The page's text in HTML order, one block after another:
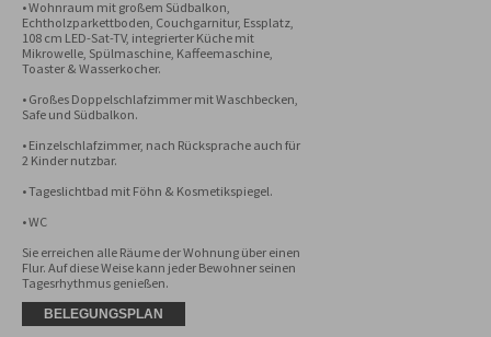
• Wohnraum mit großem Südbalkon,
Echtholzparkettboden, Couchgarnitur, Essplatz,
108 cm LED-Sat-TV, integrierter Küche mit
Mikrowelle, Spülmaschine, Kaffeemaschine,
Toaster & Wasserkocher.
• Großes Doppelschlafzimmer mit Waschbecken,
Safe und Südbalkon.
• Einzelschlafzimmer, nach Rücksprache auch für
2 Kinder nutzbar.
• Tageslichtbad mit Föhn & Kosmetikspiegel.
• WC
Sie erreichen alle Räume der Wohnung über einen
Flur. Auf diese Weise kann jeder Bewohner seinen
Tagesrhythmus genießen.
BELEGUNGSPLAN